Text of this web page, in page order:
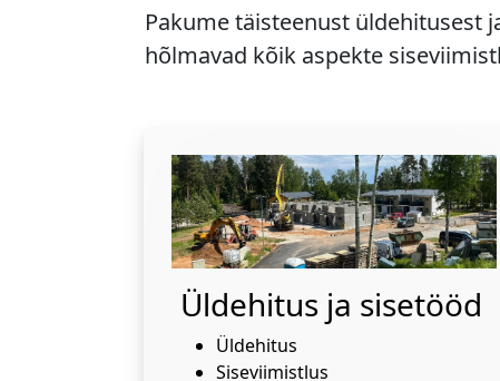
Pakume täisteenust üldehitusest
hõlmavad kõik aspekte
Üldehitus ja sisetööd
Üldehitus
Siseviimistlus